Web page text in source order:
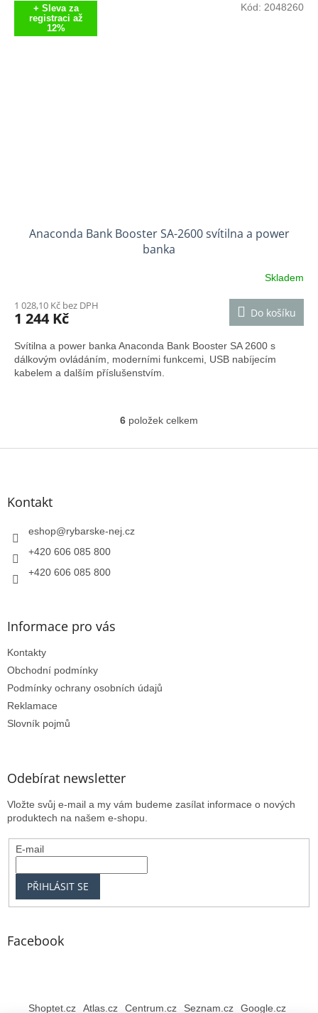
+ Sleva za
registraci až
12%
Anaconda Bank Booster SA-2600 svítilna a power
banka
Skladem
1 028,10 Kč bez DPH
1 244 Kč Do košíku
Svítilna a power banka Anaconda Bank Booster SA 2600 s
dálkovým ovládáním, moderními funkcemi, USB nabíjecím
kabelem a dalším příslušenstvím.
Kód: 2048260
O
l
6 položek celkem
Z
Kontakt
eshop@rybarske-nej.cz
+420 606 085 800
+420 606 085 800
Informace pro vás
Kontakty
Obchodní podmínky
Podmínky ochrany osobních údajů
Reklamace
Slovník pojmů
Odebírat newsletter
Vložte svůj e-mail a my vám budeme zasílat informace o nových
produktech na našem e-shopu.
E-mail
PŘIHLÁSIT SE
Facebook
Shoptet.cz Atlas.cz Centrum.cz Seznam.cz Google.cz